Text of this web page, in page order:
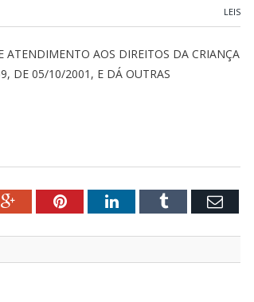
LEIS
ATENDIMENTO AOS DIREITOS DA CRIANÇA
DE 05/10/2001, E DÁ OUTRAS
Google+PinterestLinkedInTumblr Email